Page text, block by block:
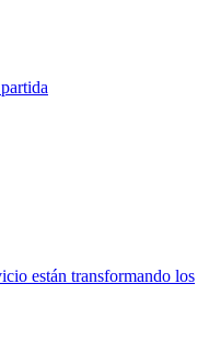
están transformando los